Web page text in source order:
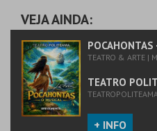
MAIS INFO
COMPRAR
VEJA AINDA:
POCAHONTAS
TEATRO & ARTE |
TEATRO
TEATROPOLITEAMA
+ INFO